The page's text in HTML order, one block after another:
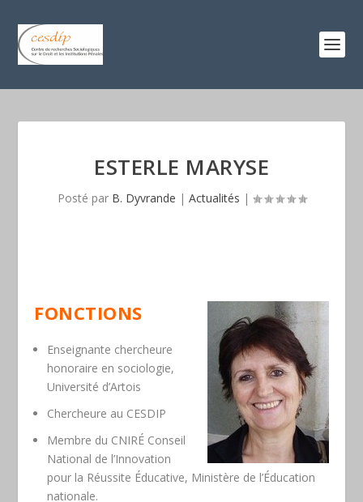
ESTERLE MARYSE
Posté par B. Dyvrande | Actualités |
FONCTIONS
Enseignante chercheure
honoraire en sociologie,
Université d’Artois
Chercheure au CESDIP
Membre du CNIRÉ Conseil
National de l’Innovation
pour la Réussite Éducative, Ministère de l’Éducation
nationale.